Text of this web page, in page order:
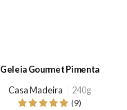
Geleia Gourmet Pimenta
Casa Madeira
240g
(9)